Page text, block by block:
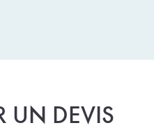
UN DEVIS